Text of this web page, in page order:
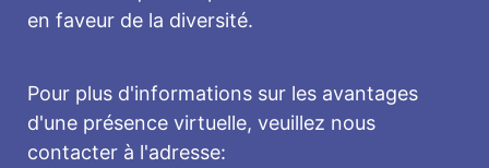
en faveur de la diversité.
Pour plus d'informations sur les avantages
d'une présence virtuelle, veuillez nous
contacter à l'adresse: